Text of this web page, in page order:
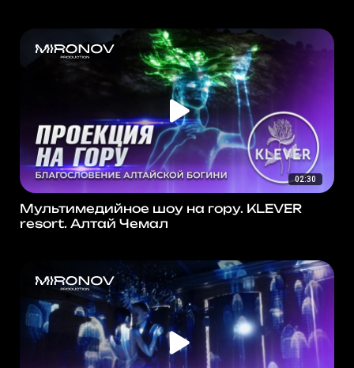
02:30
Мультимедийное шоу на гору. KLEVER
resort. Алтай Чемал